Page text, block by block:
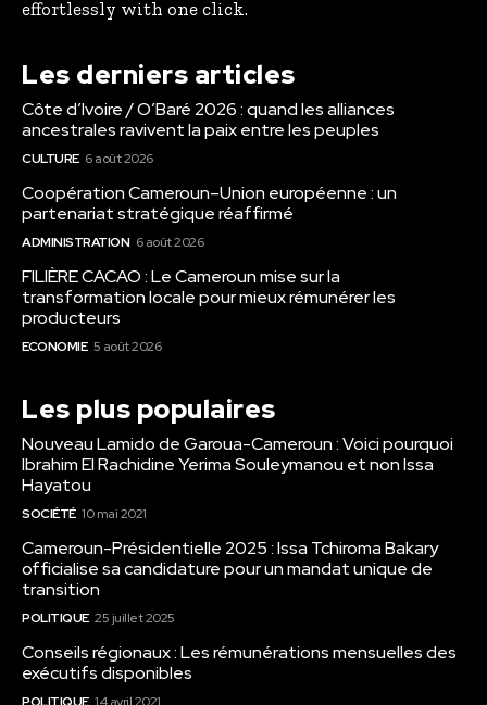
effortlessly with one click.
Les derniers articles
Côte d’Ivoire / O’Baré 2026 : quand les alliances
ancestrales ravivent la paix entre les peuples
CULTURE 6 août 2026
Coopération Cameroun–Union européenne : un
partenariat stratégique réaffirmé
ADMINISTRATION 6 août 2026
FILIÈRE CACAO : Le Cameroun mise sur la
transformation locale pour mieux rémunérer les
producteurs
ECONOMIE 5 août 2026
Les plus populaires
Nouveau Lamido de Garoua-Cameroun : Voici pourquoi
Ibrahim El Rachidine Yerima Souleymanou et non Issa
Hayatou
SOCIÉTÉ 10 mai 2021
Cameroun-Présidentielle 2025 : Issa Tchiroma Bakary
officialise sa candidature pour un mandat unique de
transition
POLITIQUE 25 juillet 2025
Conseils régionaux : Les rémunérations mensuelles des
exécutifs disponibles
POLITIQUE 14 avril 2021